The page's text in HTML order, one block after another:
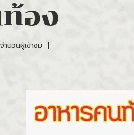
อง
นวนผู้เข้าชม |